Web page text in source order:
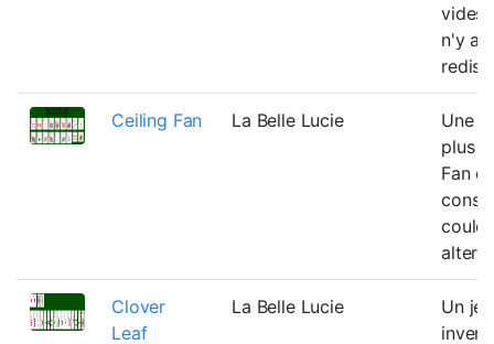
vides,
n'y a
Ceiling Fan La Belle Lucie
Une
plus
Fan
Clover
Leaf
La Belle Lucie
Un